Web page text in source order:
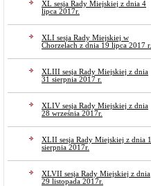
XL sesja Rady Miejskiej z dnia 4
lipca 2017r.
XLI sesja Rady Miejskiej w
Chorzelach z dnia 19 lipca 2017 r.
XLIII sesja Rady Miejskiej z dnia
31 sierpnia 2017 r.
XLIV sesja Rady Miejskiej z dnia
28 września 2017r.
XLII sesja Rady Miejskiej z dnia 1
sierpnia 2017r.
XLVII sesja Rady Miejskiej z dnia
29 listopada 2017r.